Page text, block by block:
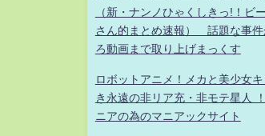
（新・ナンノひゃくしきっ!！ビ
さん的まとめ速報） 話題な事件
ろ動画まで取り上げまっくす
ロボットアニメ！メカと美少女
き永遠の非リア充・非モテ星人
ニアの為のマニアックサイト